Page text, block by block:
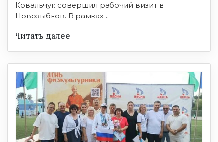
Ковальчук совершил рабочий визит в
Новозыбков. В рамках ...
Читать далее